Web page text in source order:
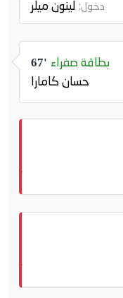
دخول: لينون ميلر
67' بطاقة صفراء
حسان كامارا